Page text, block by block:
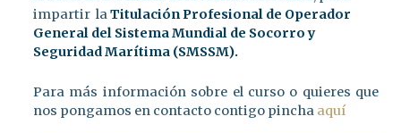
impartir laTitulación Profesional de Operador
General del Sistema Mundial de Socorro y
Seguridad Marítima (SMSSM).
Para más información sobre el curso o quieres que
nos pongamos en contacto contigo pincha aquí